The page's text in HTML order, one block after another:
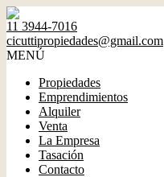
11 3944-7016
cicuttipropiedades@gmail.com
MENÚ
Propiedades
Emprendimientos
Alquiler
Venta
La Empresa
Tasación
Contacto